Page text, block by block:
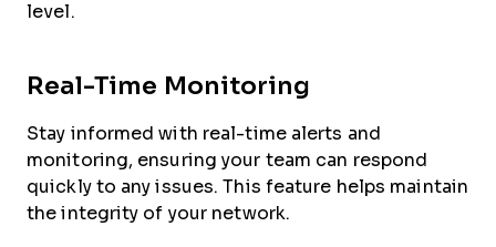
level.
Real-Time Monitoring
Stay informed with real-time alerts and
monitoring, ensuring your team can respond
quickly to any issues. This feature helps maintain
the integrity of your network.